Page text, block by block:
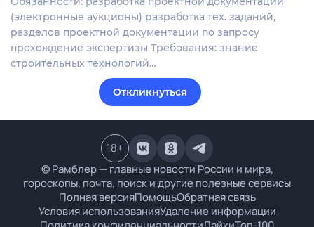
(электронные аукционы) разработка тех. заданий,
разделов проектной документации по запросу
прохождение экспертизы Требования: знание
строительных технологий…
Откликнуться
© Рамблер — главные новости России и мира,
гороскопы, почта, поиск и другие полезные сервисы
Полная версияПомощьОбратная связь
Условия использованияУдаление информации
18+